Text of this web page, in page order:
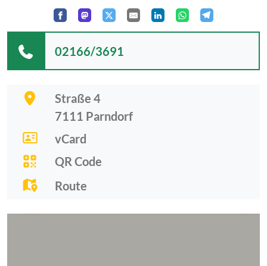
Straße 4
7111 Parndorf
vCard
QR Code
Route
02166/3691